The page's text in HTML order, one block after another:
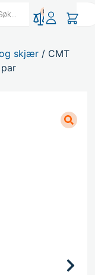
0
skjær / CMT